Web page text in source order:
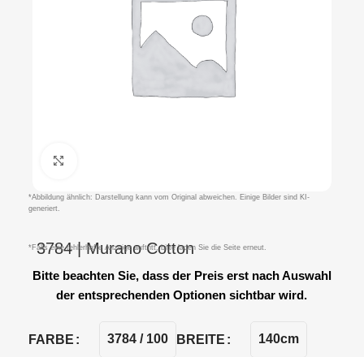
*Abbildung ähnlich: Darstellung kann vom Original abweichen. Einige Bilder sind KI-
generiert.
3784 | Murano Cotton
*Falls eine fehlerhafte Anzeige auftritt, bitte laden Sie die Seite erneut.
Bitte beachten Sie, dass der Preis erst nach Auswahl
der entsprechenden Optionen sichtbar wird.
FARBE 3784 / 100 BREITE 140cm